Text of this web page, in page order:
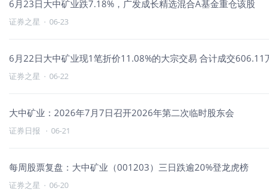
6月23日大中矿业跌7.18%，广发成长精选混合A基金重仓该股
证券之星 · 06-23
6月22日大中矿业现1笔折价11.08%的大宗交易 合计成交606.11
证券之星 · 06-22
大中矿业：2026年7月7日召开2026年第二次临时股东会
证券日报 · 06-21
每周股票复盘：大中矿业（001203）三日跌逾20%登龙虎榜
证券之星 · 06-20